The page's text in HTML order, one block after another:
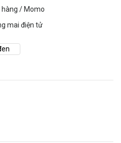
/ Momo
mai điện tử